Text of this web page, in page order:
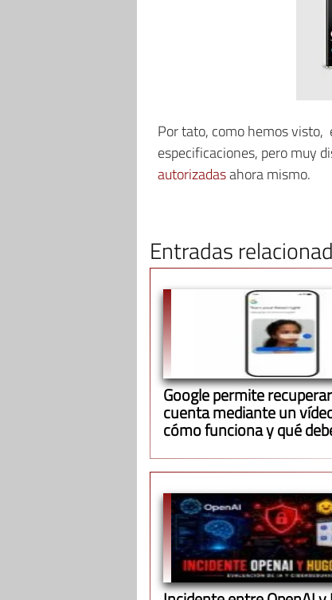
Por tato, como hemos visto,
especificaciones, pero muy
autorizadasahora mismo.
Entradas
Google permite
cuenta mediante un
cómo funciona y qué